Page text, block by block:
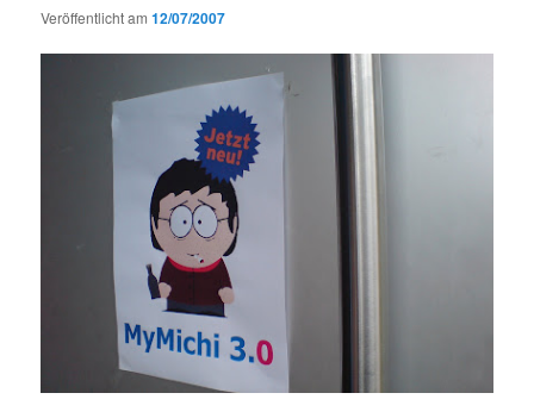
Veröffentlicht am12/07/2007